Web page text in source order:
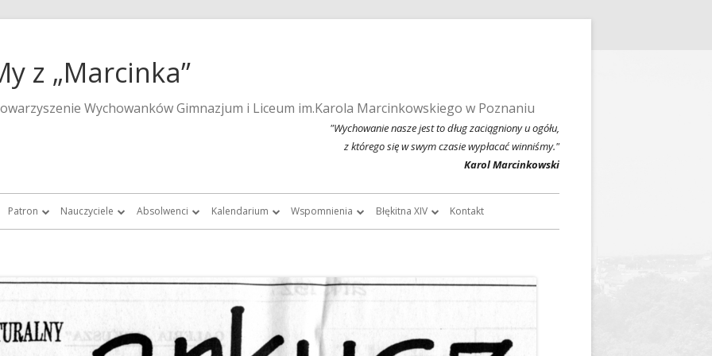
z „Marcinka”
Wychowanków Gimnazjum i Liceum im.Karola Marcinkowskiego w Poznaniu
"Wychowanie nasze jest to dług zaciągniony u ogółu,
z którego się w swym czasie wypłacać winniśmy."
Karol Marcinkowski
w Poznaniu
Patron Nauczyciele Absolwenci
Chór Di Nuovo
Kalendarium
Kalendarium 2013
Kalendarium 2012
Kalendarium 2011
Wspomnienia
Tygodnik Żakowski
Fotografie archiwalne
Filmy
Błękitna XIV
Historia Błękitnej XIV i jej tradycje
Jednodniówka z okazji 80-lecia
Kontakt